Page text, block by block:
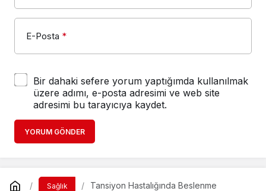
E-Posta *
Bir dahaki sefere yorum yaptığımda kullanılmak
üzere adımı, e-posta adresimi ve web site
adresimi bu tarayıcıya kaydet.
YORUM GÖNDER
Sağlık Tansiyon Hastalığında Beslenme